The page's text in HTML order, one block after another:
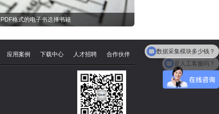
格式的电子书选择书籍
应用案例 下载中心 人才招聘 合作伙伴 是人工客服吗？